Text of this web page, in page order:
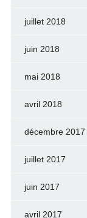
juillet 2018
juin 2018
mai 2018
avril 2018
décembre 2017
juillet 2017
juin 2017
avril 2017